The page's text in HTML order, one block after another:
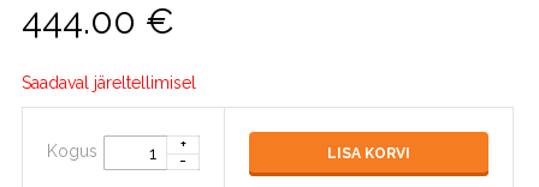
444.00 €
Saadaval järeltellimisel
Kogus LISA KORVI